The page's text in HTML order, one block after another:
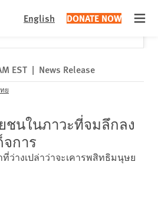
English DONATE NOW
this page in English?
EST | News Release
ย
นในภาวะที่จมลึกลง
การ
างเปล่าว่าจะเคารพสิทธิมนุษย
options